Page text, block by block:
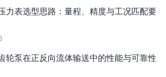
力表选型思路：量程、精度与工况匹配要
轮泵在正反向流体输送中的性能与可靠性